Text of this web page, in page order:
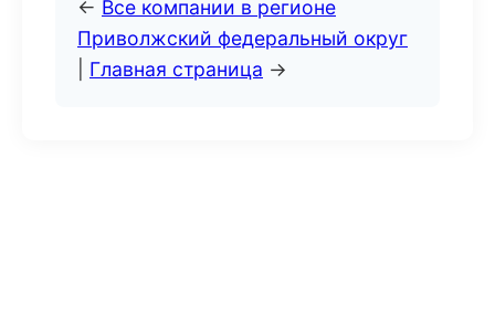
← Все компании в регионе
Приволжский федеральный округ
Главная страница →